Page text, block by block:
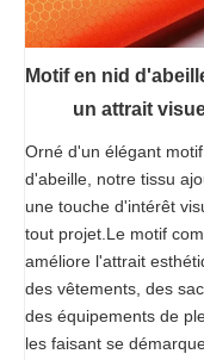
Motif en nid
un attrait
Orné d'un élégant
d'abeille, notre tissu
une touche d'intérêt
tout projet.Le motif
améliore l'attrait
des vêtements, des
des équipements de
les faisant se